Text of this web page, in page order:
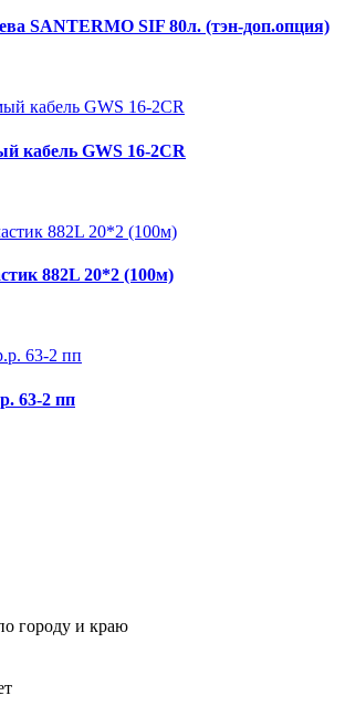
SANTERMO SIF 80л. (тэн-доп.опция)
кабель GWS 16-2CR
882L 20*2 (100м)
63-2 пп
городу и краю